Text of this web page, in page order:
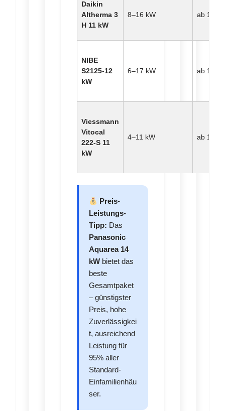
Daikin
Altherma 3
H 11 kW
8–16 kW ab
NIBE
S2125-12
kW
6–17 kW ab
Viessmann
Vitocal
222-S 11
kW
4–11 kW ab
Preis-
Leistungs-
Tipp: Das
Panasonic
Aquarea 14
kW bietet das
beste
Gesamtpaket
– günstigster
Preis, hohe
Zuverlässigkei
t, ausreichend
Leistung für
95% aller
Standard-
Einfamilienhäu
ser.